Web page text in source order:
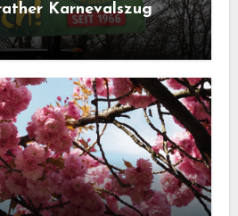
Karnevalszug